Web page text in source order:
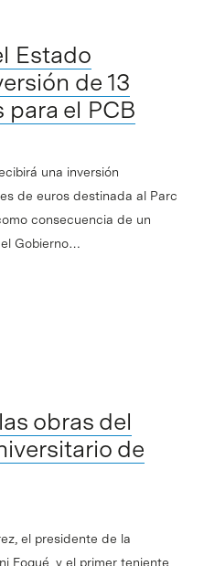
Estado
de 13
para el PCB
una inversión
de euros destinada al Parc
consecuencia de un
Gobierno…
obras del
de
el presidente de la
Fogué, y el primer teniente